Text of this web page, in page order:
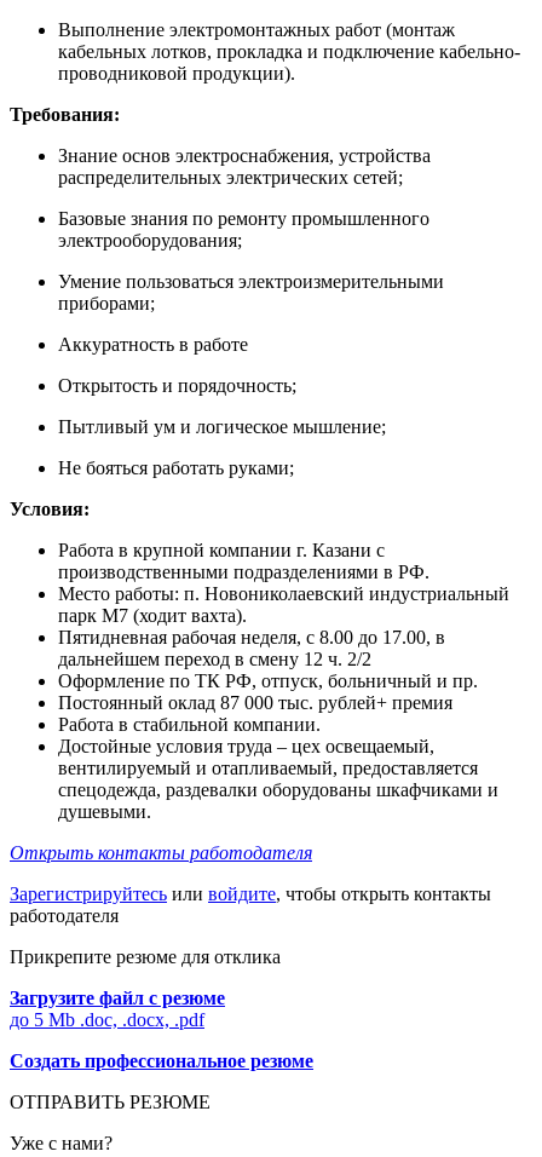
Выполнение электромонтажных работ (монтаж
кабельных лотков, прокладка и подключение кабельно-
проводниковой продукции).
Требования:
Знание основ электроснабжения, устройства
распределительных электрических сетей;
Базовые знания по ремонту промышленного
электрооборудования;
Умение пользоваться электроизмерительными
приборами;
Аккуратность в работе
Открытость и порядочность;
Пытливый ум и логическое мышление;
Не бояться работать руками;
Условия:
Работа в крупной компании г. Казани с
производственными подразделениями в РФ.
Место работы: п. Новониколаевский индустриальный
парк М7 (ходит вахта).
Пятидневная рабочая неделя, с 8.00 до 17.00, в
дальнейшем переход в смену 12 ч. 2/2
Оформление по ТК РФ, отпуск, больничный и пр.
Постоянный оклад 87 000 тыс. рублей+ премия
Работа в стабильной компании.
Достойные условия труда – цех освещаемый,
вентилируемый и отапливаемый, предоставляется
спецодежда, раздевалки оборудованы шкафчиками и
душевыми.
Открыть контакты работодателя
Зарегистрируйтесь или войдите, чтобы открыть контакты
работодателя
Прикрепите резюме для отклика
Загрузите файл с резюме
до 5 Mb .doc, .docx, .pdf
Создать профессиональное резюме
ОТПРАВИТЬ РЕЗЮМЕ
Уже с нами?